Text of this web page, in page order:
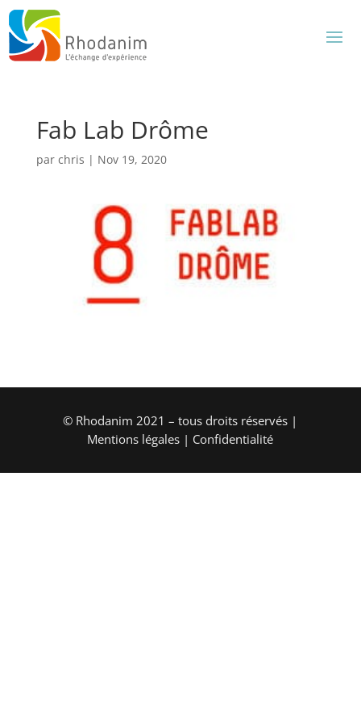
Fab Lab Drôme
par chris | Nov 19, 2020
© Rhodanim 2021 – tous droits réservés |
Mentions légales | Confidentialité